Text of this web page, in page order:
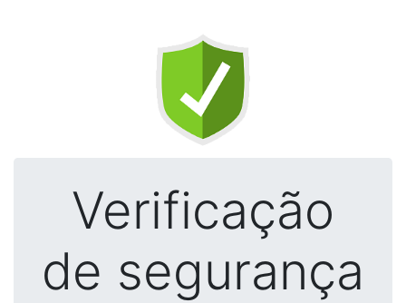
Verificação
de segurança